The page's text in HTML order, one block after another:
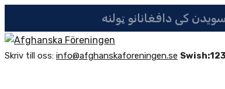
Skriv till oss: info@afghanskaforeningen.se